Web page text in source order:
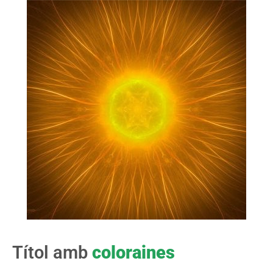
Títol amb coloraines